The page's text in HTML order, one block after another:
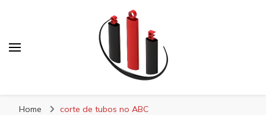
Home corte de tubos no ABC